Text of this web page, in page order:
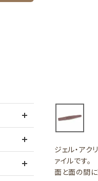
シー
ジェル・ア
ァイルです。
面と面の間